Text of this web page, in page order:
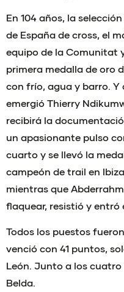
En 104 años, la
de España de cross, el
equipo de la Comunitat
primera medalla de oro
con frío, agua y barro. Y
emergió Thierry
recibirá la
un apasionante pulso
cuarto y se llevó la
campeón de trail en
mientras que
flaquear, resistió y entró
Todos los puestos
venció con 41 puntos,
León. Junto a los cuatro
Belda.